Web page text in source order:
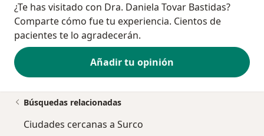
¿Te has visitado con Dra. Daniela Tovar Bastidas?
Comparte cómo fue tu experiencia. Cientos de
pacientes te lo agradecerán.
Añadir tu opinión
Búsquedas relacionadas
Ciudades cercanas a Surco